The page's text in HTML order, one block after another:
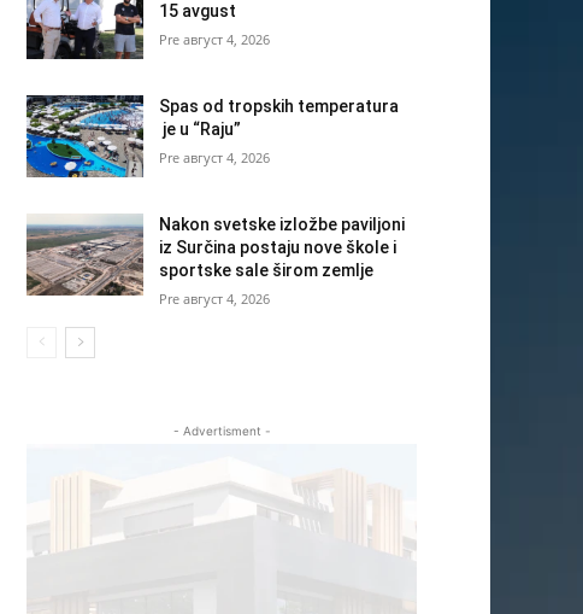
15 avgust
август 4, 2026
Spas od tropskih temperatura
je u “Raju”
август 4, 2026
Nakon svetske izložbe paviljoni
iz Surčina postaju nove škole i
sportske sale širom zemlje
август 4, 2026
- Advertisment -